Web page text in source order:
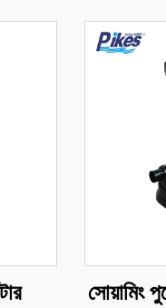
সোয়ামিং